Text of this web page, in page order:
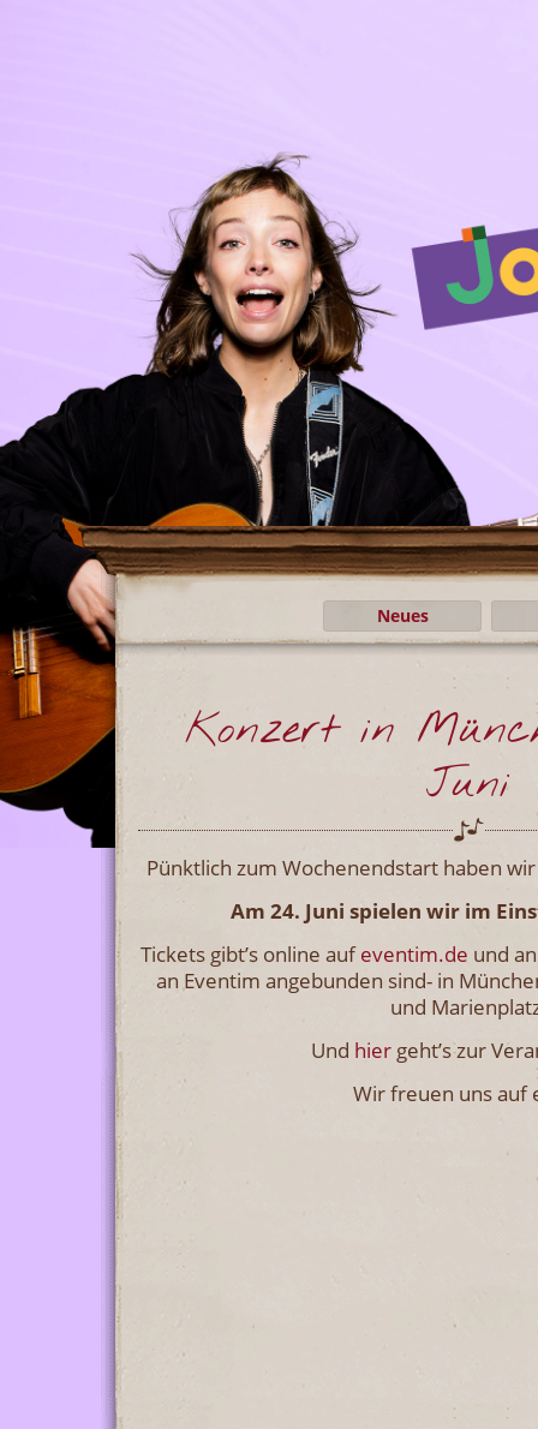
Neues
Konzert in
Juni
Pünktlich zum Wochenendstart haben
Am 24. Juni spielen wir im
Tickets gibt’s online aufeventim.de und
an Eventim angebunden sind- in
und
Und hiergeht’s zur
Wir freuen uns auf